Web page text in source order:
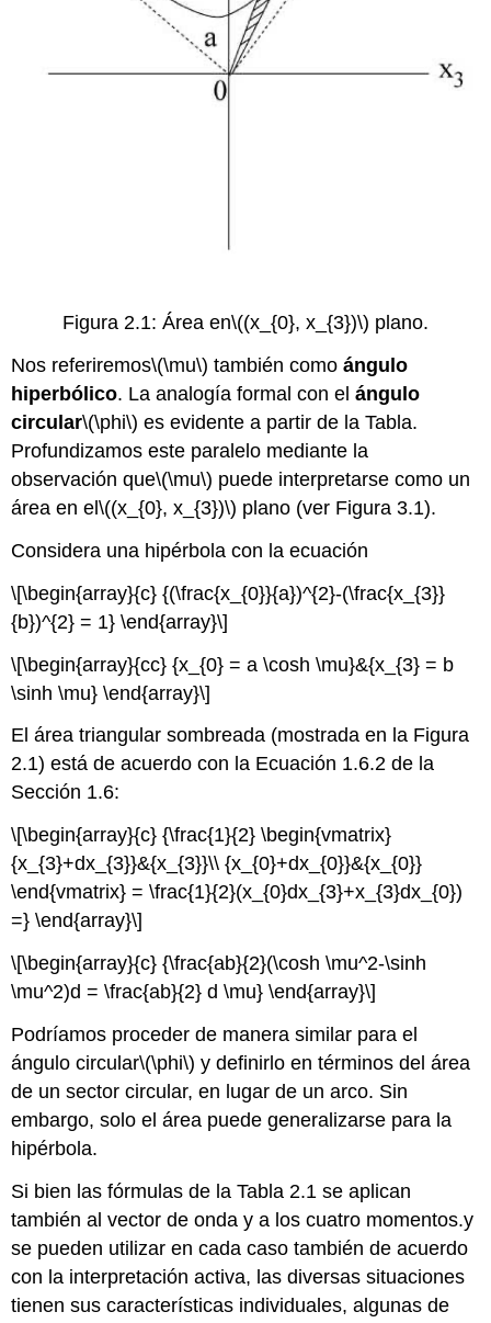
Figura 2.1: Área en\((x_{0}, x_{3})\) plano.
Nos referiremos\(\mu\) también comoángulo
hiperbólico. La analogía formal con elángulo
circular\(\phi\) es evidente a partir de la Tabla.
Profundizamos este paralelo mediante la
observación que\(\mu\) puede interpretarse como un
área en el\((x_{0}, x_{3})\) plano (ver Figura 3.1).
Considera una hipérbola con la ecuación
\[\begin{array}{c} {(\frac{x_{0}}{a})^{2}-(\frac{x_{3}}
{b})^{2} = 1} \end{array}\]
\[\begin{array}{cc} {x_{0} = a \cosh \mu}&{x_{3} = b
\sinh \mu} \end{array}\]
El área triangular sombreada (mostrada en la Figura
2.1) está de acuerdo con la Ecuación 1.6.2 de la
Sección 1.6:
\[\begin{array}{c} {\frac{1}{2} \begin{vmatrix}
{x_{3}+dx_{3}}&{x_{3}}\\ {x_{0}+dx_{0}}&{x_{0}}
\end{vmatrix} = \frac{1}{2}(x_{0}dx_{3}+x_{3}dx_{0})
=} \end{array}\]
\[\begin{array}{c} {\frac{ab}{2}(\cosh \mu^2-\sinh
\mu^2)d = \frac{ab}{2} d \mu} \end{array}\]
Podríamos proceder de manera similar para el
ángulo circular\(\phi\) y definirlo en términos del área
de un sector circular, en lugar de un arco. Sin
embargo, solo el área puede generalizarse para la
hipérbola.
Si bien las fórmulas de la Tabla 2.1 se aplican
también al vector de onda y a los cuatro momentos.y
se pueden utilizar en cada caso también de acuerdo
con la interpretación activa, las diversas situaciones
tienen sus características individuales, algunas de